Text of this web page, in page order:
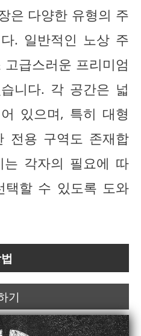
은 다양한 유형의 주
. 일반적인 노상 주
급스러운 프리미엄
니다. 각 공간은 넓
있으며, 특히 대형
전용 구역도 존재합
는 각자의 필요에 따
택할 수 있도록 도와
기